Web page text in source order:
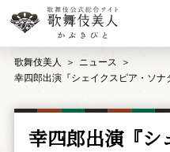
歌舞伎美人
ニュース
幸四郎出演『シェイクスピア・ソナ
幸四郎出演『シ